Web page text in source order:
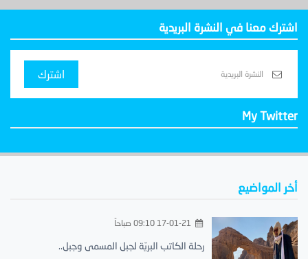
اشترك معنا في النشرة البريدية
اشترك
My Twitter
أخر المواضيع
17-01-21 09:10 صباحاً
رحلة الكاتب البريّة لجبل المسمى وجبل..